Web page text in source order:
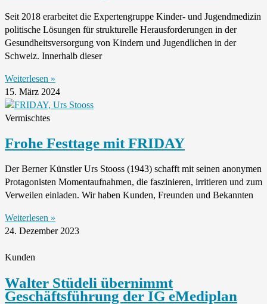
Seit 2018 erarbeitet die Expertengruppe Kinder- und Jugendmedizin
politische Lösungen für strukturelle Herausforderungen in der
Gesundheitsversorgung von Kindern und Jugendlichen in der
Schweiz. Innerhalb dieser
Weiterlesen »
15. März 2024
Vermischtes
Frohe Festtage mit FRIDAY
Der Berner Künstler Urs Stooss (1943) schafft mit seinen anonymen
Protagonisten Momentaufnahmen, die faszinieren, irritieren und zum
Verweilen einladen. Wir haben Kunden, Freunden und Bekannten
Weiterlesen »
24. Dezember 2023
Kunden
Walter Stüdeli übernimmt
Geschäftsführung der IG eMediplan